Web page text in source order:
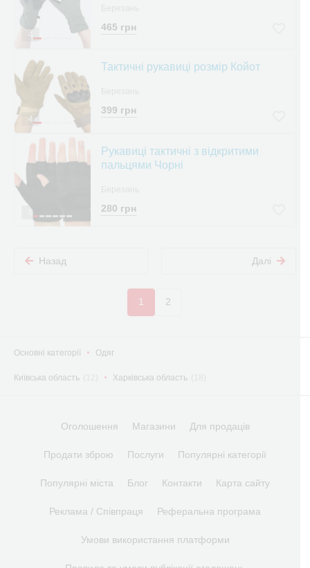
4
465 грн
4
Тактичні рукавиці розмір Койот
399 грн
6
Рукавиці тактичні з відкритими
пальцями Чорні
280 грн
Назад Далі
1 2
Основні категорії Одяг
Київська область Харківська область
Оголошення Магазини Для продаців
Продати зброю Послуги Популярні категорії
Популярні міста Блог Контакти Карта сайту
Реклама / Співпраця Реферальна програма
Умови використання платформи